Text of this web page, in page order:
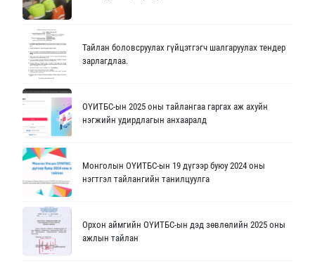
Тайлан боловсруулах гүйцэтгэгч шалгаруулах тендер
зарлагдлаа.
ОҮИТБС-ын 2025 оны тайлангаа гаргах аж ахуйн
нэгжийн удирдлагын анхааралд
Монголын ОҮИТБС-ын 19 дүгээр буюу 2024 оны
нэгтгэл тайлангийн танилцуулга
Орхон аймгийн ОҮИТБС-ын дэд зөвлөлийн 2025 оны
ажлын тайлан